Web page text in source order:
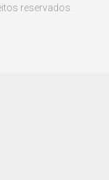
reservados.